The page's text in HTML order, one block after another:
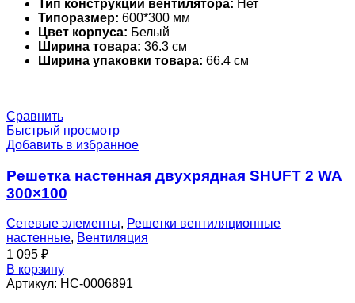
Тип конструкции вентилятора: Нет
Типоразмер: 600*300 мм
Цвет корпуса: Белый
Ширина товара: 36.3 см
Ширина упаковки товара: 66.4 см
Сравнить
Быстрый просмотр
Добавить в избранное
Решетка настенная двухрядная SHUFT 2 WA
300×100
Сетевые элементы, Решетки вентиляционные
настенные, Вентиляция
1 095 ₽
В корзину
Артикул: НС-0006891